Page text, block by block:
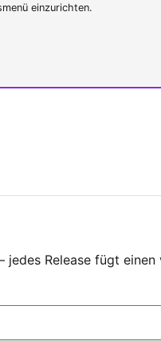
einzurichten.
Release fügt einen